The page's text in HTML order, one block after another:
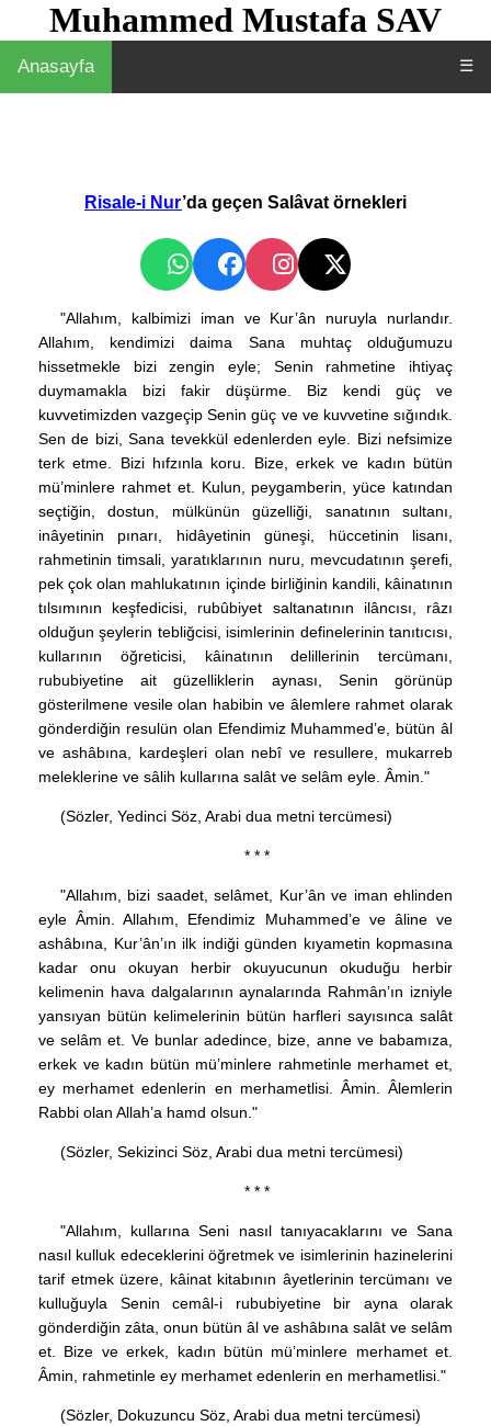
Muhammed Mustafa SAV
Anasayfa ☰
Risale-i Nur’da geçen Salâvat örnekleri
"Allahım, kalbimizi iman ve Kur’ân nuruyla nurlandır.
Allahım, kendimizi daima Sana muhtaç olduğumuzu
hissetmekle bizi zengin eyle; Senin rahmetine ihtiyaç
duymamakla bizi fakir düşürme. Biz kendi güç ve
kuvvetimizden vazgeçip Senin güç ve ve kuvvetine sığındık.
Sen de bizi, Sana tevekkül edenlerden eyle. Bizi nefsimize
terk etme. Bizi hıfzınla koru. Bize, erkek ve kadın bütün
mü’minlere rahmet et. Kulun, peygamberin, yüce katından
seçtiğin, dostun, mülkünün güzelliği, sanatının sultanı,
inâyetinin pınarı, hidâyetinin güneşi, hüccetinin lisanı,
rahmetinin timsali, yaratıklarının nuru, mevcudatının şerefi,
pek çok olan mahlukatının içinde birliğinin kandili, kâinatının
tılsımının keşfedicisi, rubûbiyet saltanatının ilâncısı, râzı
olduğun şeylerin tebliğcisi, isimlerinin definelerinin tanıtıcısı,
kullarının öğreticisi, kâinatının delillerinin tercümanı,
rububiyetine ait güzelliklerin aynası, Senin görünüp
gösterilmene vesile olan habibin ve âlemlere rahmet olarak
gönderdiğin resulün olan Efendimiz Muhammed’e, bütün âl
ve ashâbına, kardeşleri olan nebî ve resullere, mukarreb
meleklerine ve sâlih kullarına salât ve selâm eyle. Âmin."
(Sözler, Yedinci Söz, Arabi dua metni tercümesi)
* * *
"Allahım, bizi saadet, selâmet, Kur’ân ve iman ehlinden
eyle Âmin. Allahım, Efendimiz Muhammed’e ve âline ve
ashâbına, Kur’ân’ın ilk indiği günden kıyametin kopmasına
kadar onu okuyan herbir okuyucunun okuduğu herbir
kelimenin hava dalgalarının aynalarında Rahmân’ın izniyle
yansıyan bütün kelimelerinin bütün harfleri sayısınca salât
ve selâm et. Ve bunlar adedince, bize, anne ve babamıza,
erkek ve kadın bütün mü’minlere rahmetinle merhamet et,
ey merhamet edenlerin en merhametlisi. Âmin. Âlemlerin
Rabbi olan Allah’a hamd olsun."
(Sözler, Sekizinci Söz, Arabi dua metni tercümesi)
* * *
"Allahım, kullarına Seni nasıl tanıyacaklarını ve Sana
nasıl kulluk edeceklerini öğretmek ve isimlerinin hazinelerini
tarif etmek üzere, kâinat kitabının âyetlerinin tercümanı ve
kulluğuyla Senin cemâl-i rububiyetine bir ayna olarak
gönderdiğin zâta, onun bütün âl ve ashâbına salât ve selâm
et. Bize ve erkek, kadın bütün mü’minlere merhamet et.
Âmin, rahmetinle ey merhamet edenlerin en merhametlisi."
(Sözler, Dokuzuncu Söz, Arabi dua metni tercümesi)